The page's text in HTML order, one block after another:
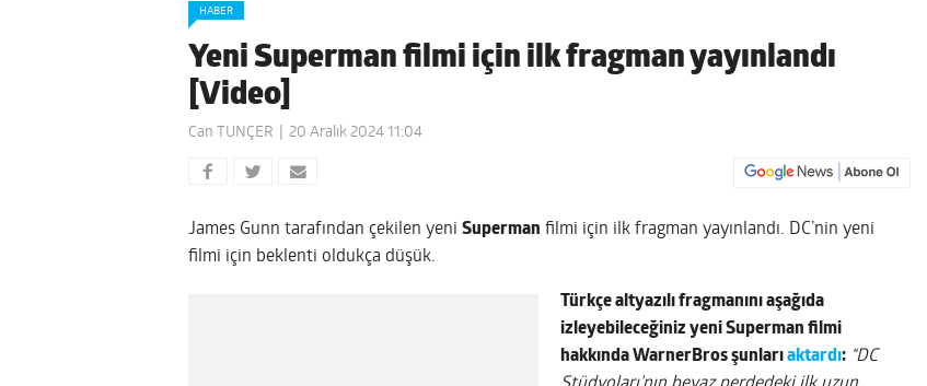
HABER
Yeni Superman filmi için ilk fragman yayınlandı
[Video]
Can TUNÇER 20 Aralık 2024 11:04
James Gunn tarafından çekilen yeni Superman filmi için ilk fragman yayınlandı. DC’nin yeni
filmi için beklenti oldukça düşük.
Türkçe altyazılı fragmanını aşağıda
izleyebileceğiniz yeni Superman filmi
hakkında WarnerBros şunlarıaktardı: “DC